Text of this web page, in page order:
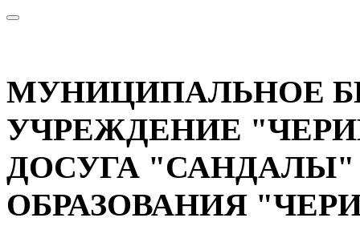
МУНИЦИПАЛЬНОЕ
УЧРЕЖДЕНИЕ
ДОСУГА
ОБРАЗОВАНИЯ